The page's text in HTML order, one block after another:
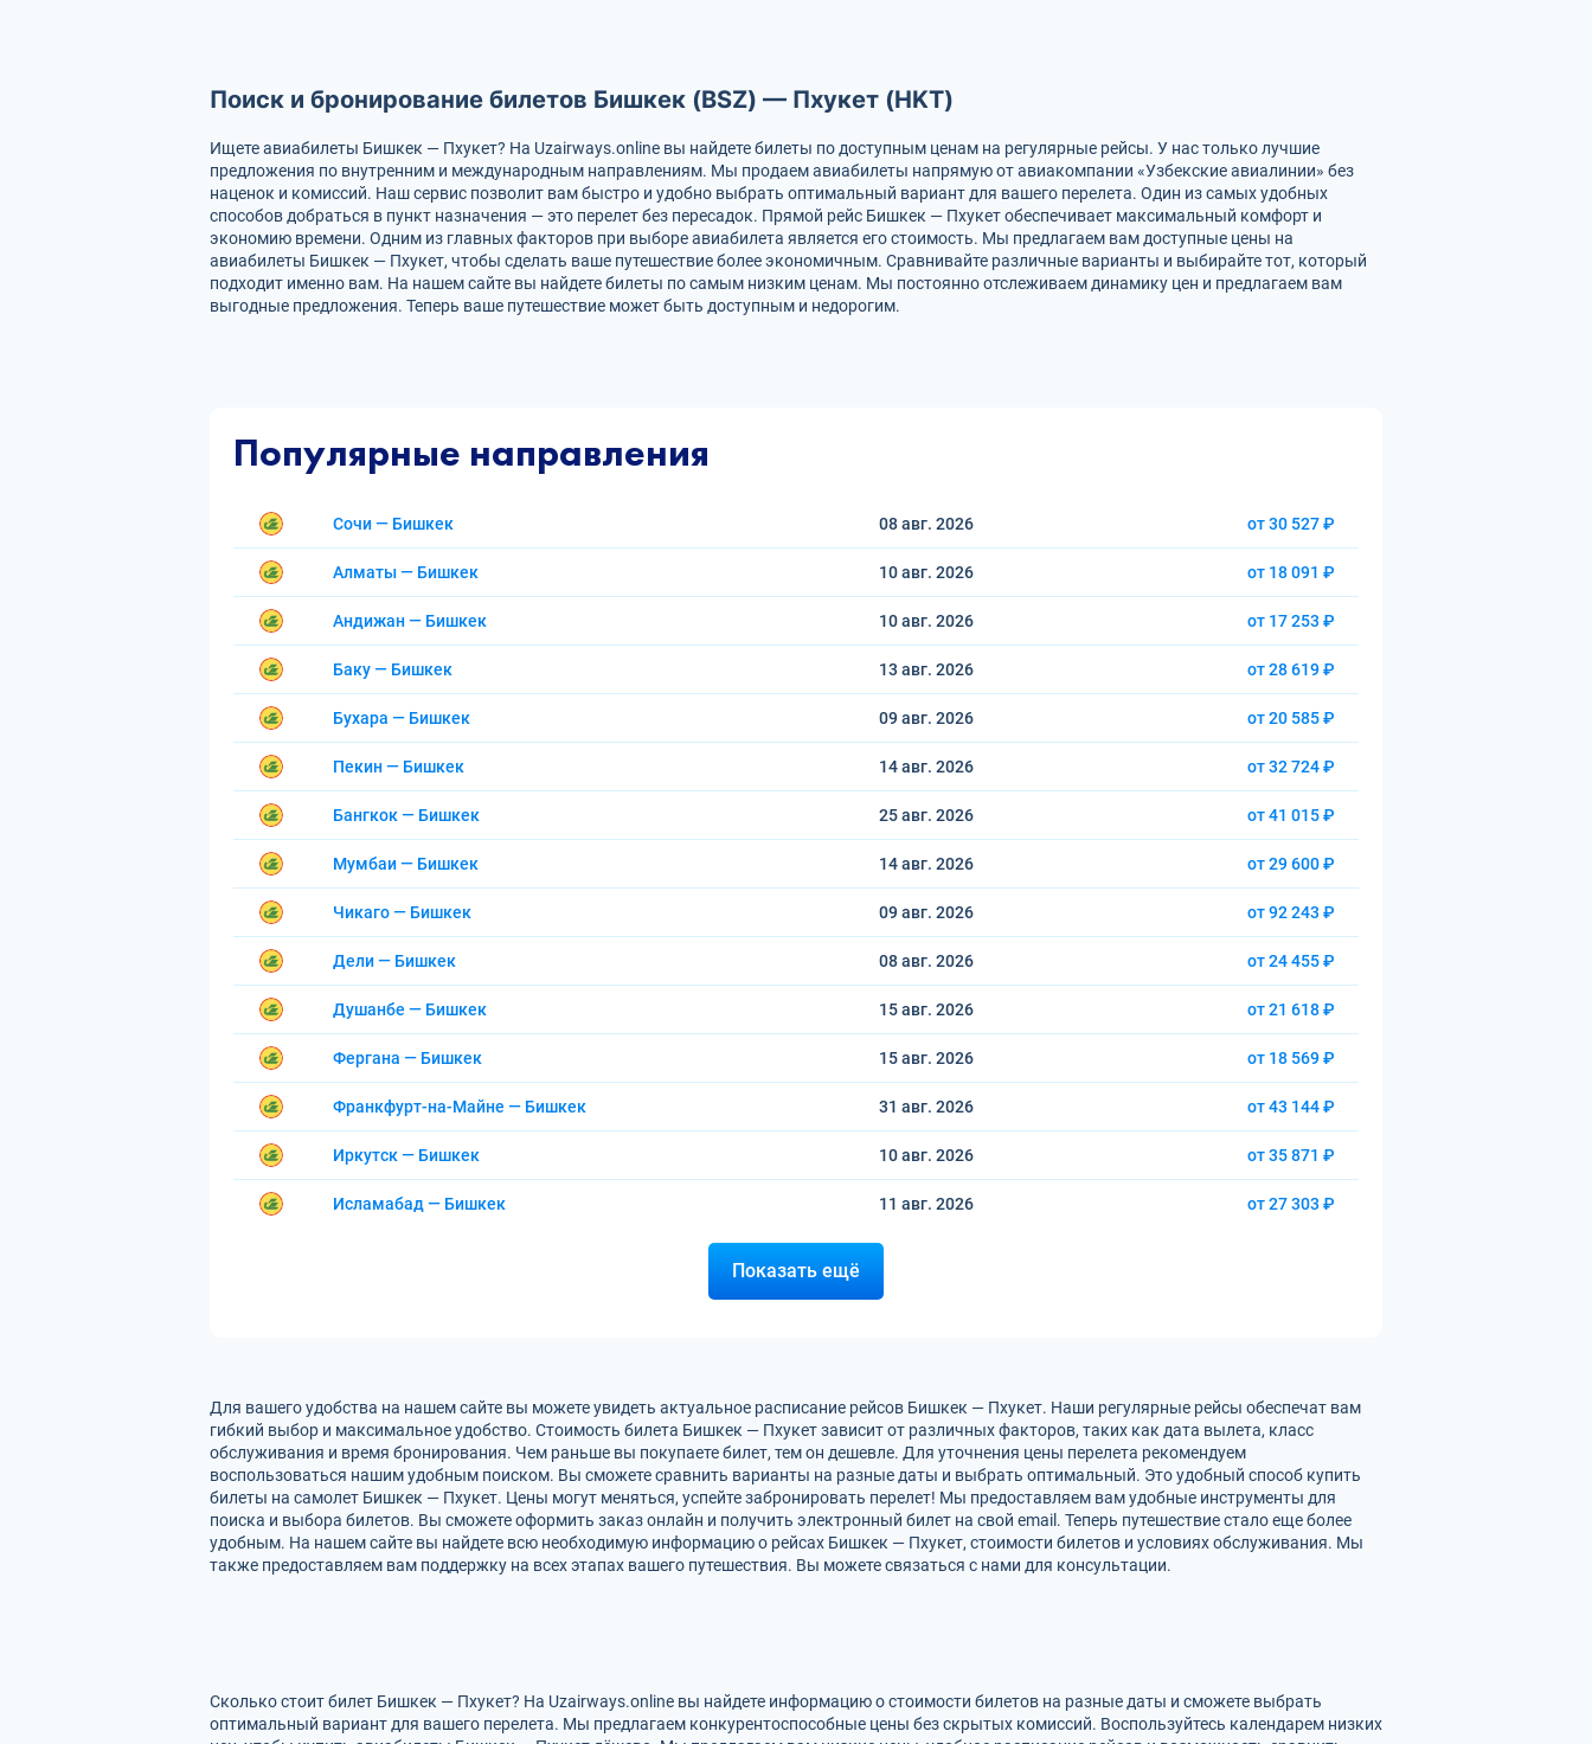
Поиск и бронирование билетов Бишкек (BSZ) — Пхукет (HKT)
Ищете авиабилеты Бишкек — Пхукет? На Uzairways.online вы найдете билеты по доступным ценам на регулярные рейсы. У нас только лучшие
предложения по внутренним и международным направлениям. Мы продаем авиабилеты напрямую от авиакомпании «Узбекские авиалинии» без
наценок и комиссий. Наш сервис позволит вам быстро и удобно выбрать оптимальный вариант для вашего перелета. Один из самых удобных
способов добраться в пункт назначения — это перелет без пересадок. Прямой рейс Бишкек — Пхукет обеспечивает максимальный комфорт и
экономию времени. Одним из главных факторов при выборе авиабилета является его стоимость. Мы предлагаем вам доступные цены на
авиабилеты Бишкек — Пхукет, чтобы сделать ваше путешествие более экономичным. Сравнивайте различные варианты и выбирайте тот, который
подходит именно вам. На нашем сайте вы найдете билеты по самым низким ценам. Мы постоянно отслеживаем динамику цен и предлагаем вам
выгодные предложения. Теперь ваше путешествие может быть доступным и недорогим.
Популярные направления
Сочи — Бишкек 08 авг. 2026 от 30 527 ₽
Алматы — Бишкек 10 авг. 2026 от 18 091 ₽
Андижан — Бишкек 10 авг. 2026 от 17 253 ₽
Баку — Бишкек 13 авг. 2026 от 28 619 ₽
Бухара — Бишкек 09 авг. 2026 от 20 585 ₽
Пекин — Бишкек 14 авг. 2026 от 32 724 ₽
Бангкок — Бишкек 25 авг. 2026 от 41 015 ₽
Мумбаи — Бишкек 14 авг. 2026 от 29 600 ₽
Чикаго — Бишкек 09 авг. 2026 от 92 243 ₽
Дели — Бишкек 08 авг. 2026 от 24 455 ₽
Душанбе — Бишкек 15 авг. 2026 от 21 618 ₽
Фергана — Бишкек 15 авг. 2026 от 18 569 ₽
Франкфурт-на-Майне — Бишкек 31 авг. 2026 от 43 144 ₽
Иркутск — Бишкек 10 авг. 2026 от 35 871 ₽
Исламабад — Бишкек 11 авг. 2026 от 27 303 ₽
Показать ещё
Для вашего удобства на нашем сайте вы можете увидеть актуальное расписание рейсов Бишкек — Пхукет. Наши регулярные рейсы обеспечат вам
гибкий выбор и максимальное удобство. Стоимость билета Бишкек — Пхукет зависит от различных факторов, таких как дата вылета, класс
обслуживания и время бронирования. Чем раньше вы покупаете билет, тем он дешевле. Для уточнения цены перелета рекомендуем
воспользоваться нашим удобным поиском. Вы сможете сравнить варианты на разные даты и выбрать оптимальный. Это удобный способ купить
билеты на самолет Бишкек — Пхукет. Цены могут меняться, успейте забронировать перелет! Мы предоставляем вам удобные инструменты для
поиска и выбора билетов. Вы сможете оформить заказ онлайн и получить электронный билет на свой email. Теперь путешествие стало еще более
удобным. На нашем сайте вы найдете всю необходимую информацию о рейсах Бишкек — Пхукет, стоимости билетов и условиях обслуживания. Мы
также предоставляем вам поддержку на всех этапах вашего путешествия. Вы можете связаться с нами для консультации.
Сколько стоит билет Бишкек — Пхукет? На Uzairways.online вы найдете информацию о стоимости билетов на разные даты и сможете выбрать
оптимальный вариант для вашего перелета. Мы предлагаем конкурентоспособные цены без скрытых комиссий. Воспользуйтесь календарем низких